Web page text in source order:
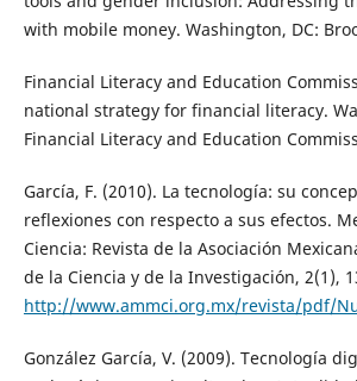
with mobile money. Washington, DC:
Financial Literacy and Education
national strategy for financial literacy.
Financial Literacy and Education
García, F. (2010). La tecnología: su
reflexiones con respecto a sus efectos.
Ciencia: Revista de la Asociación
de la Ciencia y de la Investigación, 2(1),
http://www.ammci.org.mx/revista/pdf/
González García, V. (2009). Tecnología